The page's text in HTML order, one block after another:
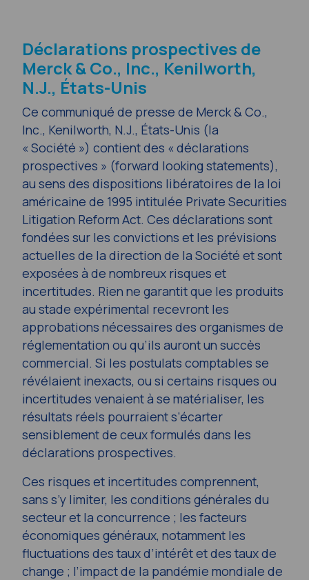
Déclarations prospectives de
Merck & Co., Inc., Kenilworth,
N.J., États-Unis
Ce communiqué de presse de Merck & Co.,
Inc., Kenilworth, N.J., États-Unis (la
« Société ») contient des « déclarations
prospectives » (forward looking statements),
au sens des dispositions libératoires de la loi
américaine de 1995 intitulée Private Securities
Litigation Reform Act. Ces déclarations sont
fondées sur les convictions et les prévisions
actuelles de la direction de la Société et sont
exposées à de nombreux risques et
incertitudes. Rien ne garantit que les produits
au stade expérimental recevront les
approbations nécessaires des organismes de
réglementation ou qu’ils auront un succès
commercial. Si les postulats comptables se
révélaient inexacts, ou si certains risques ou
incertitudes venaient à se matérialiser, les
résultats réels pourraient s’écarter
sensiblement de ceux formulés dans les
déclarations prospectives.
Ces risques et incertitudes comprennent,
sans s’y limiter, les conditions générales du
secteur et la concurrence ; les facteurs
économiques généraux, notamment les
fluctuations des taux d’intérêt et des taux de
change ; l’impact de la pandémie mondiale de